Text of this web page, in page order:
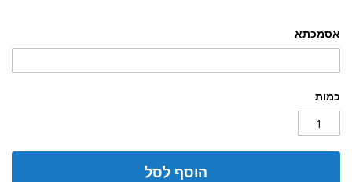
אסמכתא
כמות
הוסף לסל